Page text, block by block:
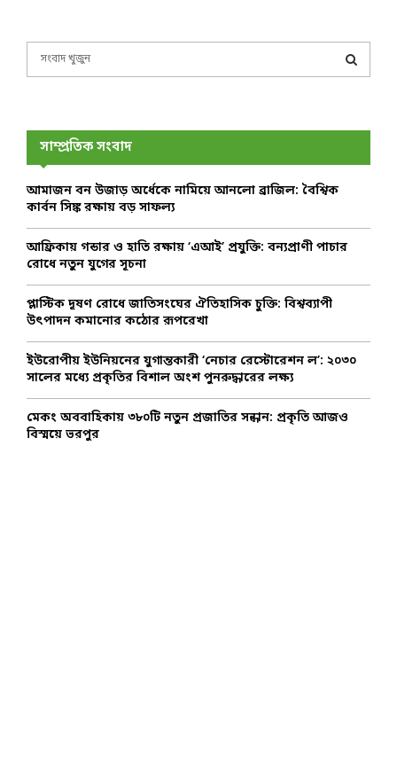
f
r
E
A
সাম্প্রতিক সংবাদ
আমাজন বন উজাড় অর্ধেকে নামিয়ে আনলো ব্রাজিল: বৈশ্বিক
কার্বন সিঙ্ক রক্ষায় বড় সাফল্য
আফ্রিকায় গন্ডার ও হাতি রক্ষায় ‘এআই’ প্রযুক্তি: বন্যপ্রাণী পাচার
রোধে নতুন যুগের সূচনা
প্লাস্টিক দূষণ রোধে জাতিসংঘের ঐতিহাসিক চুক্তি: বিশ্বব্যাপী
উৎপাদন কমানোর কঠোর রূপরেখা
ইউরোপীয় ইউনিয়নের যুগান্তকারী ‘নেচার রেস্টোরেশন ল’: ২০৩০
সালের মধ্যে প্রকৃতির বিশাল অংশ পুনরুদ্ধারের লক্ষ্য
মেকং অববাহিকায় ৩৮০টি নতুন প্রজাতির সন্ধান: প্রকৃতি আজও
বিস্ময়ে ভরপুর